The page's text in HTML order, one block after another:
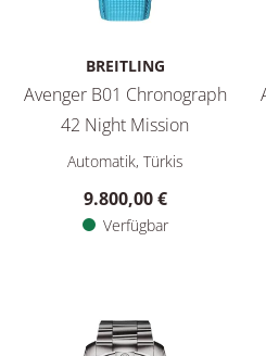
BREITLING
Avenger B01 Chronograph
42 Night Mission
Breitling Avenger B01
Automatik, Türkis
9.800,00 €
Verfügbar